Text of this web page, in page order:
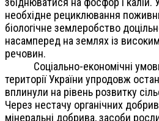
необхідне рециклювання
біологічне землеробство
насамперед на землях із
речовин.
Соціально-економічні
території України упродовж
вплинули на рівень розвитку
Через нестачу органічних
мінеральні добрива, засоби